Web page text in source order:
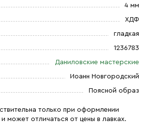
4 мм
ХДФ
гладкая
1236783
Даниловские мастерские
Иоанн Новгородский
Поясной образ
только при оформлении
может отличаться от цены в лавках.